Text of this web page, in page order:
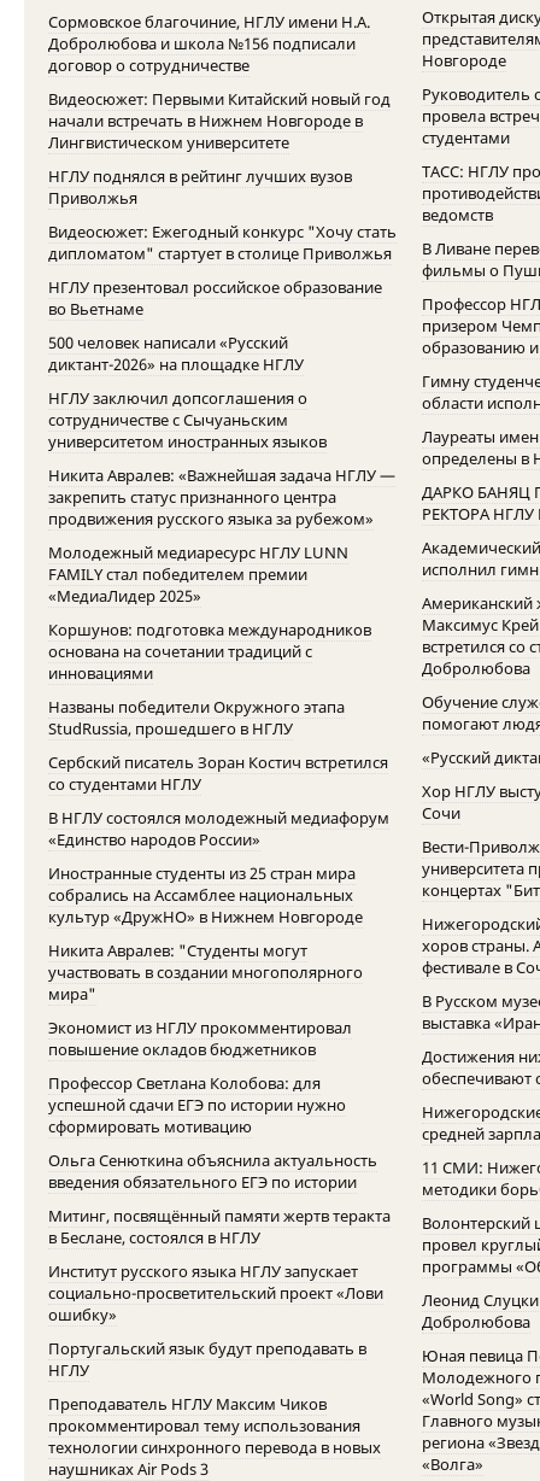
Сормовское благочиние, НГЛУ имени Н.А.
Добролюбова и школа №156 подписали
договор о сотрудничестве
Видеосюжет: Первыми Китайский новый год
начали встречать в Нижнем Новгороде в
Лингвистическом университете
НГЛУ поднялся в рейтинг лучших вузов
Приволжья
Видеосюжет: Ежегодный конкурс "Хочу стать
дипломатом" стартует в столице Приволжья
НГЛУ презентовал российское образование
во Вьетнаме
500 человек написали «Русский
диктант-2026» на площадке НГЛУ
НГЛУ заключил допсоглашения о
сотрудничестве с Сычуаньским
университетом иностранных языков
Никита Авралев: «Важнейшая задача НГЛУ —
закрепить статус признанного центра
продвижения русского языка за рубежом»
Молодежный медиаресурс НГЛУ LUNN
FAMILY стал победителем премии
«МедиаЛидер 2025»
Коршунов: подготовка международников
основана на сочетании традиций с
инновациями
Названы победители Окружного этапа
StudRussia, прошедшего в НГЛУ
Сербский писатель Зоран Костич встретился
со студентами НГЛУ
В НГЛУ состоялся молодежный медиафорум
«Единство народов России»
Иностранные студенты из 25 стран мира
собрались на Ассамблее национальных
культур «ДружНО» в Нижнем Новгороде
Никита Авралев: "Студенты могут
участвовать в создании многополярного
мира"
Экономист из НГЛУ прокомментировал
повышение окладов бюджетников
Профессор Светлана Колобова: для
успешной сдачи ЕГЭ по истории нужно
сформировать мотивацию
Ольга Сенюткина объяснила актуальность
введения обязательного ЕГЭ по истории
Митинг, посвящённый памяти жертв теракта
в Беслане, состоялся в НГЛУ
Институт русского языка НГЛУ запускает
социально-просветительский проект «Лови
ошибку»
Португальский язык будут преподавать в
НГЛУ
Преподаватель НГЛУ Максим Чиков
прокомментировал тему использования
технологии синхронного перевода в новых
наушниках Air Pods 3
Открытая
Новгороде
Руководитель
провела
студентами
ТАСС: НГЛУ
ведомств
В Ливане
фильмы о
Профессор
призером
образованию и
Гимну
области
Лауреаты
определены в
ДАРКО БАНЯЦ
РЕКТОРА
исполнил
Американский
Максимус
встретился со
Добролюбова
Обучение
помогают
«Русский
Хор НГЛУ
Сочи
Вести-
университета
концертах
хоров страны.
фестивале в
В Русском
выставка
Достижения
обеспечивают
средней
11 СМИ:
методики
Волонтерский
провел
программы
Леонид
Добролюбова
Юная певица
Молодежного
«World Song»
Главного
региона
«Волга»